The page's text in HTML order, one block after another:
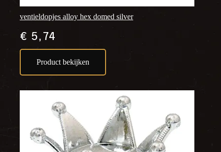
ventieldopjes alloy hex domed silver
€5,74
Product bekijken